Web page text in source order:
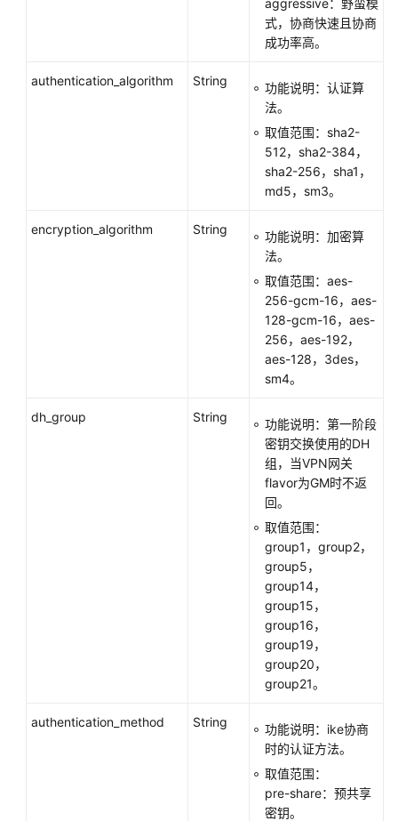
aggressive：野蛮模
式，协商快速且协商
成功率高。
authentication_algorithm String
功能说明：认证算
法。
取值范围：sha2-
512，sha2-384，
sha2-256，sha1，
md5，sm3。
encryption_algorithm String
功能说明：加密算
法。
取值范围：aes-
256-gcm-16，aes-
128-gcm-16，aes-
256，aes-192，
aes-128，3des，
sm4。
dh_group String
功能说明：第一阶段
密钥交换使用的DH
组，当VPN网关
flavor为GM时不返
回。
取值范围：
group1，group2，
group5，
group14，
group15，
group16，
group19，
group20，
group21。
authentication_method String
功能说明：ike协商
时的认证方法。
取值范围：
pre-share：预共享
密钥。